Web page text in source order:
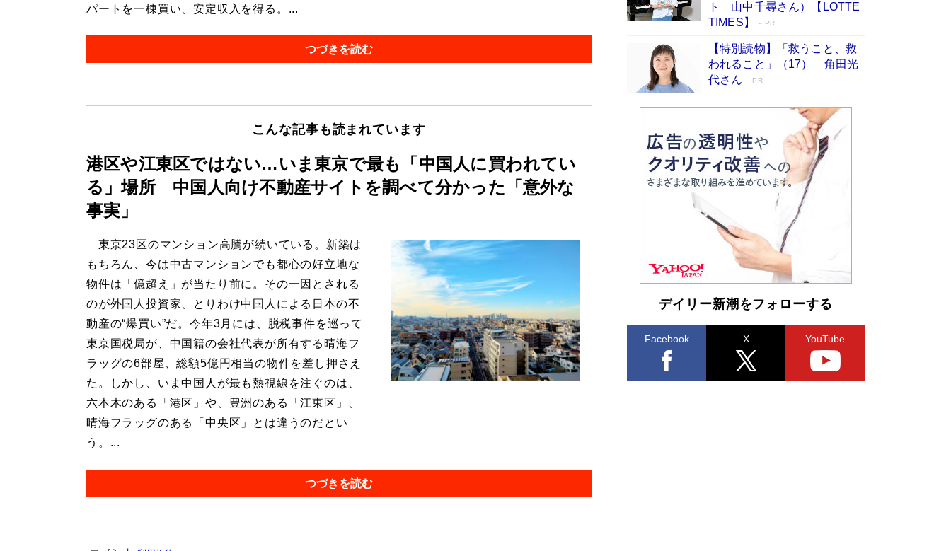
パートを一棟買い、安定収入を得る。...
つづきを読む
こんな記事も読まれています
港区や江東区ではない…いま東京で最も「中国人に買われてい
る」場所 中国人向け不動産サイトを調べて分かった「意外な
事実」
東京23区のマンション高騰が続いている。新築は
もちろん、今は中古マンションでも都心の好立地な
物件は「億超え」が当たり前に。その一因とされる
のが外国人投資家、とりわけ中国人による日本の不
動産の“爆買い”だ。今年3月には、脱税事件を巡って
東京国税局が、中国籍の会社代表が所有する晴海フ
ラッグの6部屋、総額5億円相当の物件を差し押さえ
た。しかし、いま中国人が最も熱視線を注ぐのは、
六本木のある「港区」や、豊洲のある「江東区」、
晴海フラッグのある「中央区」とは違うのだとい
う。...
つづきを読む
73歳でも働くしかない 「老後レス時代」に交通
誘導員の独白が話題
竹内由恵の前に現れた「テレビ観ないんだよね
ぇ」という男性…夫を選んでテレ朝退社したワケ
Book Bang
「なんで？ そんな馬鹿な……」90歳になった作
家・阿刀田高さんが、ひとり暮らしの生活を明か
和田秀樹の70代、80代向け新書がベスト3を独
占 上半期1位にも選出［新書ベストセラー］
Book Bang
ト 山中千尋さん）【LOTTE
TIMES】
PR
【特別読物】「救うこと、救
われること」（17） 角田光
代さん
PR
デイリー新潮をフォローする
Facebook X YouTube